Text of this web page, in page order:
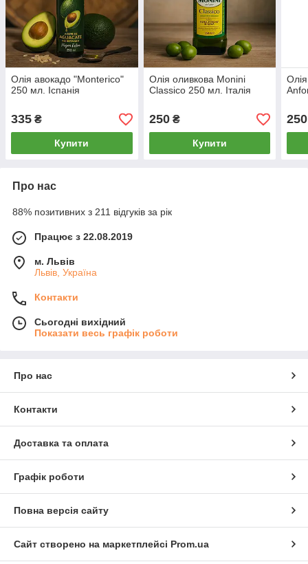
Олія авокадо "Monterico"
250 мл. Іспанія
335 ₴
Купити
Олія оливкова Monini
Classico 250 мл. Італія
250₴
Купити
250
Про нас
88% позитивних з 211 відгуків за рік
Працює з 22.08.2019
м. Львів
Львів, Україна
Контакти
Сьогодні вихідний
Показати весь графік роботи
Про нас
Контакти
Доставка та оплата
Графік роботи
Повна версія сайту
Сайт створено на маркетплейсі Prom.ua